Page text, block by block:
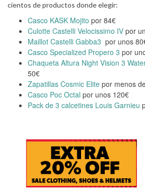
cientos de productos donde elegir:
Casco KASK Mojito por 84€
Culotte Castelli Velocissimo IV por
Maillot Castelli Gabba3 por unos
Casco Specialized Propero 3 por
Chaqueta Altura Night Vision 3
50€
Zapatillas Cosmic Elite por menos
Casco Poc Octal por unos 120€
Pack de 3 calcetines Louis Garnieu